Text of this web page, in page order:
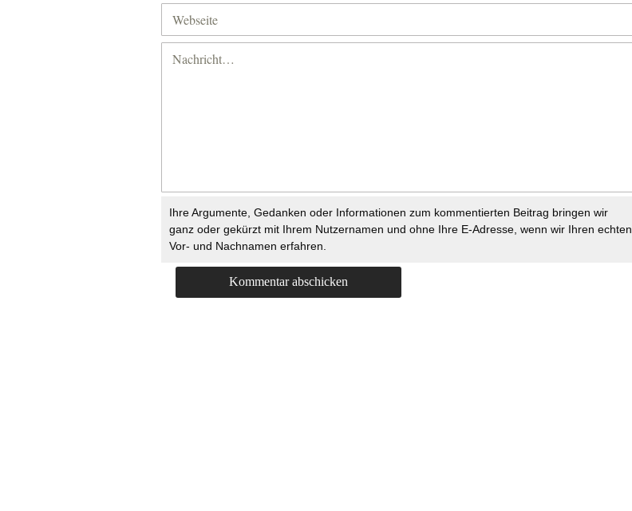
Ihre Argumente, Gedanken oder Informationen zum kommentierten Beitrag bringen wir
ganz oder gekürzt mit Ihrem Nutzernamen und ohne Ihre E-Adresse, wenn wir Ihren echten
Vor- und Nachnamen erfahren.